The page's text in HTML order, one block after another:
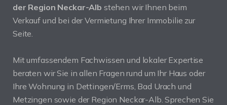
der Region Neckar-Alb stehen wir Ihnen beim
Verkauf und bei der Vermietung Ihrer Immobilie zur
Seite.
Mit umfassendem Fachwissen und lokaler Expertise
beraten wir Sie in allen Fragen rund um Ihr Haus oder
Ihre Wohnung in Dettingen/Erms, Bad Urach und
Metzingen sowie der Region Neckar-Alb. Sprechen Sie